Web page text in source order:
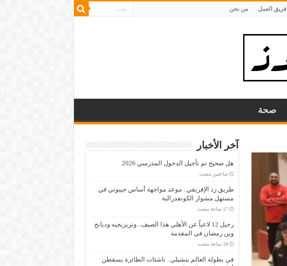
فريق العمل من نحن
صحة
آخر الأخبار
هل صحيح تم تأجيل الدخول المدرسي 2026
‏ساعتين مضت
طريق زد الإفريقي.. موعد مواجهة أساس جيبوتي في
مستهل مشوار الكونفدرالية
‏17 ساعة مضت
رحيل 12 لاعباً عن الأهلي هذا الصيف.. وتريزيجيه وديانج
وبن رمضان في المقدمة
‏18 ساعة مضت
في بطولة العالم بتشيلي.. ناشئات الطائرة يسقطن